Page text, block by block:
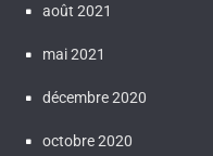
août 2021
mai 2021
décembre 2020
octobre 2020